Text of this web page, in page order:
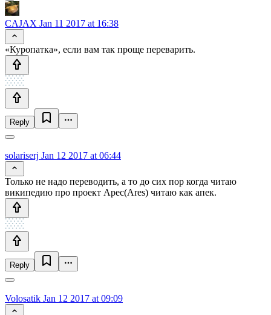
CAJAX Jan 11 2017 at 16:38
«Куропатка», если вам так проще переварить.
Reply
solariserj Jan 12 2017 at 06:44
Только не надо переводить, а то до сих пор когда читаю
википедию про проект Арес(Ares) читаю как апек.
Reply
Volosatik Jan 12 2017 at 09:09